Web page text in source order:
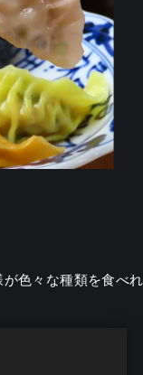
色々な種類を食べ